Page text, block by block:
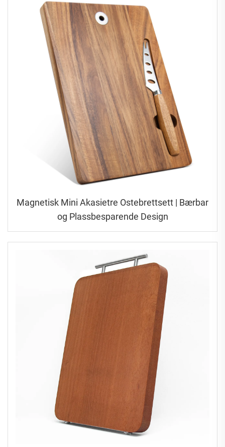
Magnetisk Mini Akasietre Ostebrettsett | Bærbar
og Plassbesparende Design